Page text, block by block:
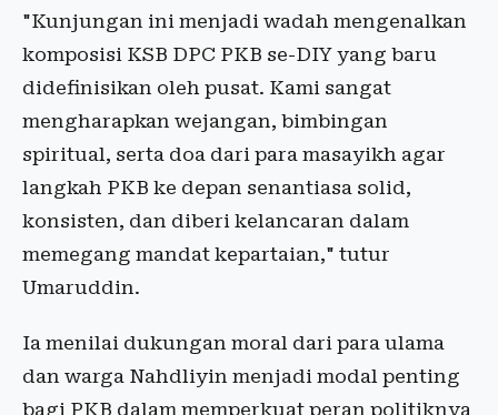
"Kunjungan ini menjadi wadah mengenalkan
komposisi KSB DPC PKB se-DIY yang baru
didefinisikan oleh pusat. Kami sangat
mengharapkan wejangan, bimbingan
spiritual, serta doa dari para masayikh agar
langkah PKB ke depan senantiasa solid,
konsisten, dan diberi kelancaran dalam
memegang mandat kepartaian," tutur
Umaruddin.
Ia menilai dukungan moral dari para ulama
dan warga Nahdliyin menjadi modal penting
bagi PKB dalam memperkuat peran politiknya